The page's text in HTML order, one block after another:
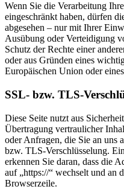
Wenn Sie die Verarbeitung
eingeschränkt haben, dürfen
abgesehen – nur mit Ihrer
Ausübung oder Verteidigung
Schutz der Rechte einer
oder aus Gründen eines
Europäischen Union oder
SSL- bzw. TLS-
Diese Seite nutzt aus
Übertragung vertraulicher
oder Anfragen, die Sie an uns
bzw. TLS-Verschlüsselung.
erkennen Sie daran, dass die
auf „https://“ wechselt und an
Browserzeile.